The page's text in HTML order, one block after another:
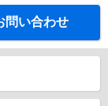
問い合わせ